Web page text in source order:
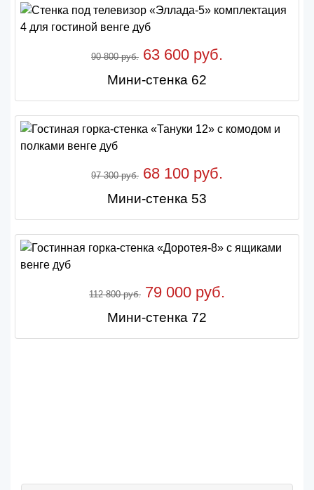
90 800 руб. 63 600 руб.
Мини-стенка 62
97 300 руб. 68 100 руб.
Мини-стенка 53
112 800 руб. 79 000 руб.
Мини-стенка 72